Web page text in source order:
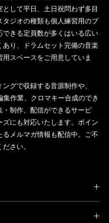
して平日、土日祝問わず多目
ジオの種類も個人練習用のブ
きる定員数が多くはいる広い
り、ドラムセット完備の音楽
スペースをご用意していま
グで収録する音源制作や、
作業、クロマキー合成のでき
制作、配信ができるサービ
にも対応いたします。ポイン
るメルマガ情報も配信中。ご不
さい。